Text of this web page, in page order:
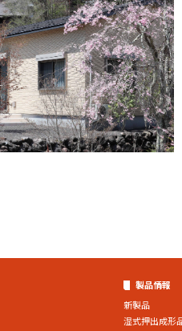
製品情報
新製品
湿式押出成形